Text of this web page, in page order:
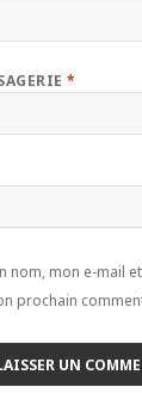
*
nom, mon e-mail
prochain